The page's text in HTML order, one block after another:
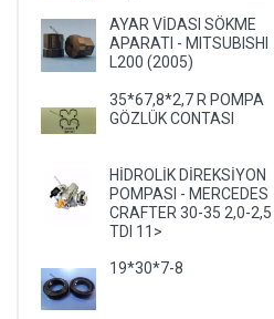
MITSUBISHI
NISSAN
OLDSMOBILE
OPEL
PEUGEOT
PLYMOUTH
PONTIAC
PORSCHE
RENAULT
AYAR VİDASI SÖKME
APARATI - MITSUBISHI
L200 (2005)
35*67,8*2,7 R POMPA
GÖZLÜK CONTASI
HİDROLİK DİREKSİYON
POMPASI - MERCEDES
CRAFTER 30-35 2,0-2,5
TDI 11>
19*30*7-8